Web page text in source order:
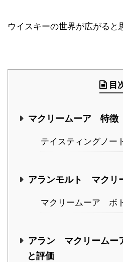
ウイスキーの世界が広がると
目
マクリームーア 特徴
テイスティングノー
アランモルト マクリ
マクリームーア ボ
アラン マクリームー
と評価